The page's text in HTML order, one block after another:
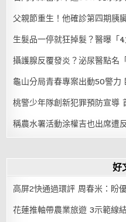
父親節重生！他確診第四期
生髮品一停就狂掉髮？醫曝「
攝護腺反覆發炎？泌尿醫點名
龜山分局青春專案出動50警
桃警少年隊創新犯罪預防宣導
稱農水署活動涂權吉也出席遭
好
高屏2快通過環評 周春米：盼
花蓮推軸帶農業旅遊 3示範線